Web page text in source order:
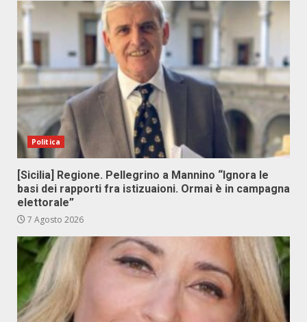
Politica
[Sicilia] Regione. Pellegrino a Mannino “Ignora le
basi dei rapporti fra istizuaioni. Ormai è in campagna
elettorale”
7 Agosto 2026